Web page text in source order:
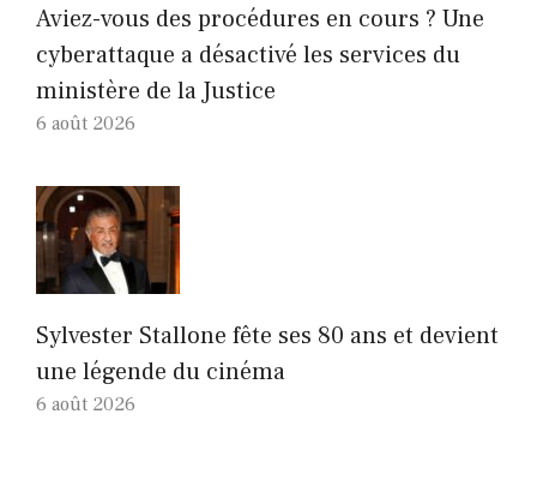
Aviez-vous des procédures en cours ? Une
cyberattaque a désactivé les services du
ministère de la Justice
6 août 2026
Sylvester Stallone fête ses 80 ans et devient
une légende du cinéma
6 août 2026